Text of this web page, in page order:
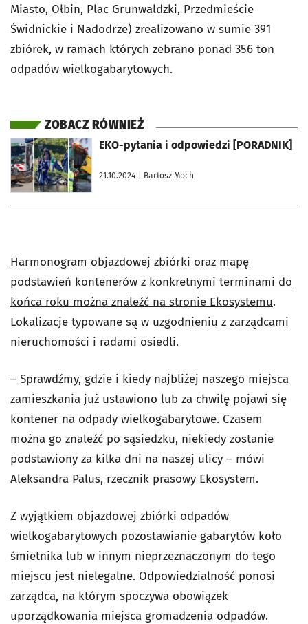
Miasto, Ołbin, Plac Grunwaldzki, Przedmieście
Świdnickie i Nadodrze) zrealizowano w sumie 391
zbiórek, w ramach których zebrano ponad 356 ton
odpadów wielkogabarytowych.
ZOBACZ RÓWNIEŻ
EKO-pytania i odpowiedzi [PORADNIK]
21.10.2024 | Bartosz Moch
otworzy się w nowej karcie
Harmonogram objazdowej zbiórki oraz mapę
podstawień kontenerów z konkretnymi terminami do
końca roku można znaleźć na stronie Ekosystemu.
Lokalizacje typowane są w uzgodnieniu z zarządcami
nieruchomości i radami osiedli.
– Sprawdźmy, gdzie i kiedy najbliżej naszego miejsca
zamieszkania już ustawiono lub za chwilę pojawi się
kontener na odpady wielkogabarytowe. Czasem
można go znaleźć po sąsiedzku, niekiedy zostanie
podstawiony za kilka dni na naszej ulicy – mówi
Aleksandra Palus, rzecznik prasowy Ekosystem.
Z wyjątkiem objazdowej zbiórki odpadów
wielkogabarytowych pozostawianie gabarytów koło
śmietnika lub w innym nieprzeznaczonym do tego
miejscu jest nielegalne. Odpowiedzialność ponosi
zarządca, na którym spoczywa obowiązek
uporządkowania miejsca gromadzenia odpadów.